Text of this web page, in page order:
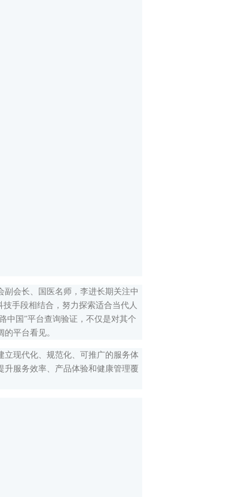
会长、国医名师，李进长期关注中
手段相结合，努力探索适合当代人
中国”平台查询验证，不仅是对其个
平台看见。
现代化、规范化、可推广的服务体
服务效率、产品体验和健康管理覆